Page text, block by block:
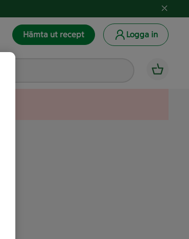
Hämta ut recept Logga in